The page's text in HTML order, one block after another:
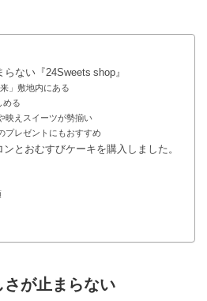
ない『24Sweets shop』
」敷地内にある
める
映えスイーツが勢揃い
プレゼントにもおすすめ
とおむすびケーキを購入しました。
が止まらない